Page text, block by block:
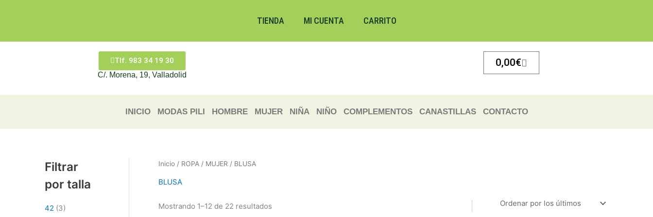
TIENDA MI CUENTA CARRITO
Tlf. 983 34 19 30
C/. Morena, 19, Valladolid
0,00€Carrito
INICIO MODAS PILI HOMBRE MUJER NIÑA NIÑO COMPLEMENTOS CANASTILLAS CONTACTO
Filtrar
por talla
42 (3)
Inicio / ROPA / MUJER / BLUSA
BLUSA
Mostrando 1–12 de 22 resultados
los
últimos